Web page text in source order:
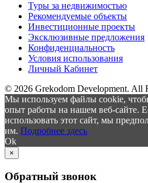
Туры за недвижимостью
Рекомендуемые объекты
Инвестиционные проекты
Эксклюзивные предложения
Конфиденциальность
Условия использования
Личный Кабинет
© 2026 Grekodom Development. All
Мы используем файлы cookie,
опыт работы на нашем веб-сайте.
использовать этот сайт, мы
им. Подробнее здесь
Ok
×
Обратный звонок